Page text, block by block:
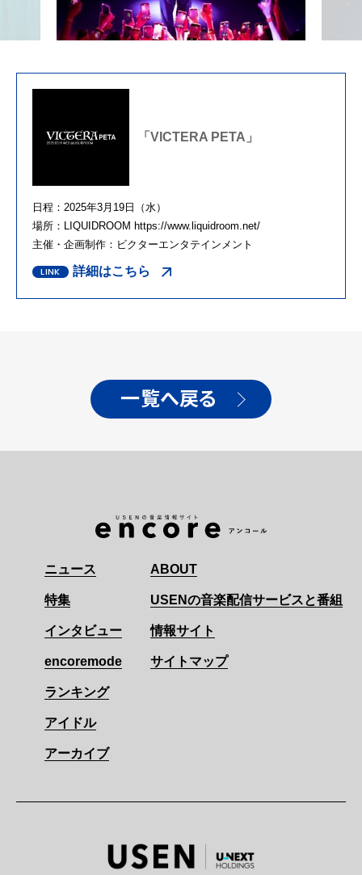
「VICTERA PETA」
日程：2025年3月19日（水）
場所：LIQUIDROOM https://www.liquidroom.net/
主催・企画制作：ビクターエンタテインメント
詳細はこちら
一覧へ戻る
ニュース
特集
インタビュー
encoremode
ランキング
アイドル
アーカイブ
ABOUT
USENの音楽配信サービスと番組
情報サイト
サイトマップ